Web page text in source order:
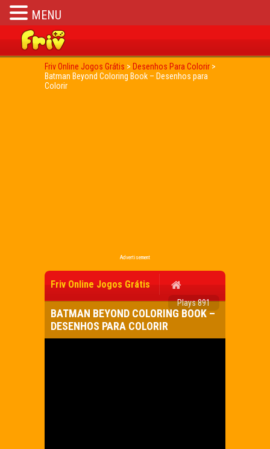
Friv Online Jogos Grátis > Desenhos Para Colorir >
Batman Beyond Coloring Book – Desenhos para
Colorir
Advertisement
Friv Online Jogos Grátis
Plays 891
BATMAN BEYOND COLORING BOOK –
DESENHOS PARA COLORIR
MENU